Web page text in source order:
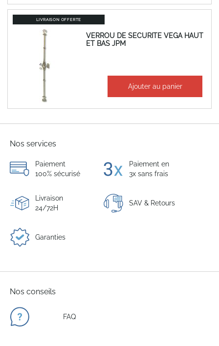
LIVRAISON OFFERTE
VERROU DE SECURITE VEGA HAUT
ET BAS JPM
414,75 €
Ajouter au panier
Nos services
Paiement
100% sécurisé
Paiement en
3x sans frais
Livraison
24/72H
SAV & Retours
Garanties
Nos conseils
FAQ